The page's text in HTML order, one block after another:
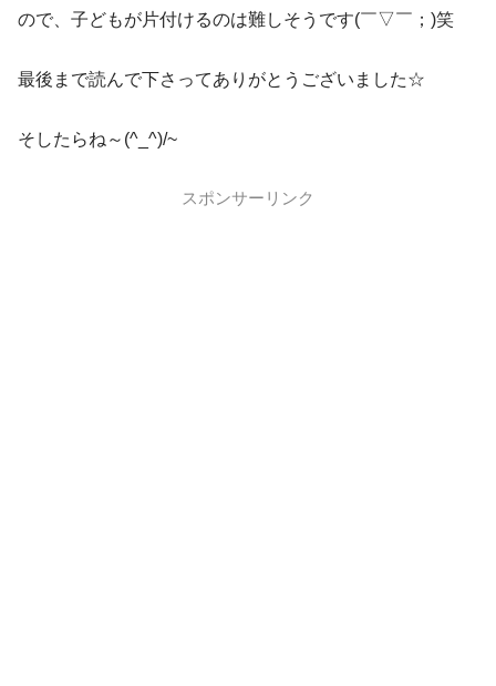
ので、子どもが片付けるのは難しそうです(￣▽￣；)笑
最後まで読んで下さってありがとうございました☆
そしたらね～(^_^)/~
スポンサーリンク